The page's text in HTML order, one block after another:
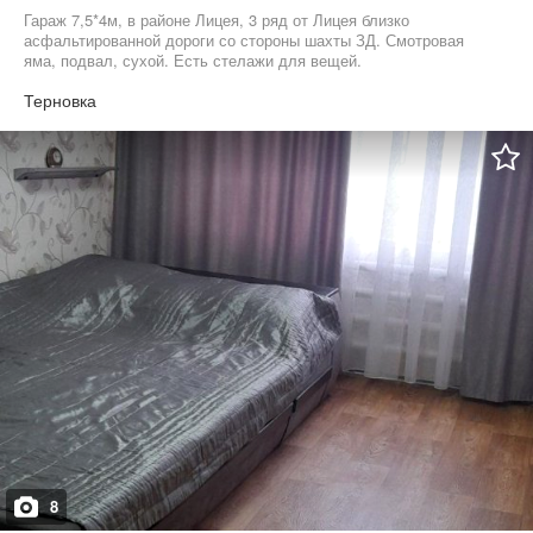
Гараж 7,5*4м, в районе Лицея, 3 ряд от Лицея близко
асфальтированной дороги со стороны шахты ЗД. Смотровая
яма, подвал, сухой. Есть стелажи для вещей.
Терновка
8